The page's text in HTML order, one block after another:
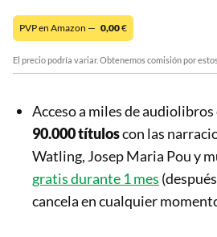
PVP en Amazon — 0,00€
El precio podría variar. Obtenemos comisión por
Acceso a miles de audiolibros
90.000 títuloscon las
Watling, Josep Maria Pou y
gratis durante 1 mes
cancela en cualquier